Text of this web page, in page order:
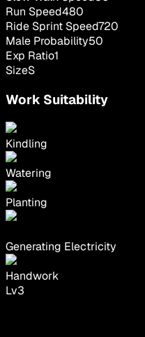
Run Speed480
Ride Sprint Speed720
Male Probability50
Exp Ratio1
SizeS
Work Suitability
Kindling
Watering
Planting
Generating Electricity
Handwork
Lv3